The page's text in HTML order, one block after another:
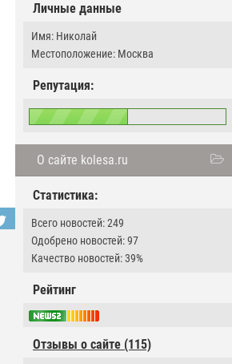
Личные данные
Имя: Николай
Местоположение: Москва
Репутация:
О сайте kolesa.ru
Статистика:
Всего новостей: 249
Одобрено новостей: 97
Качество новостей: 39%
Рейтинг
Отзывы о сайте (115)